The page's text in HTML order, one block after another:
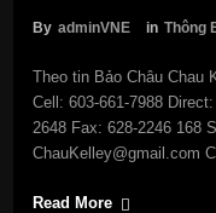
By adminVNE in Thông
Theo tin Bảo Châu Chau
Cell: 603-661-7988
2648 Fax: 628-2246 168
ChauKelley@gmail.com
Read More